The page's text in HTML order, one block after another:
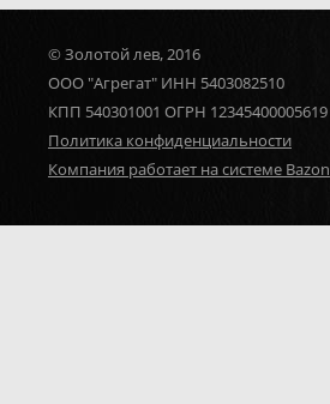
© Золотой лев, 2016
ООО "Агрегат" ИНН 5403082510
КПП 540301001 ОГРН 12345400005619
Политика конфиденциальности
Компания работает на системе Bazon